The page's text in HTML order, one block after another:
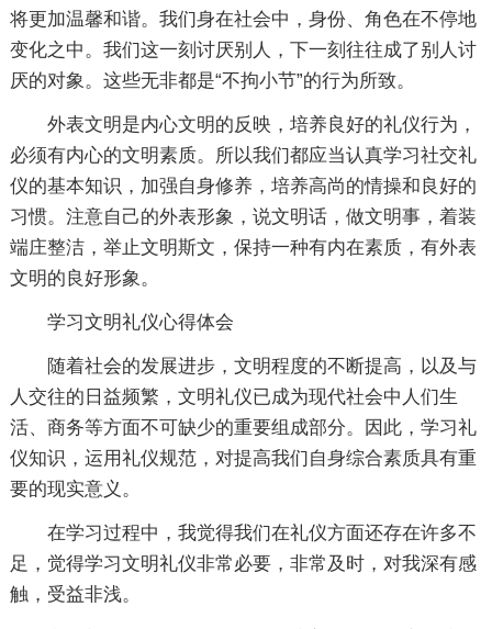
将更加温馨和谐。我们身在社会中，身份、角色在不停地
变化之中。我们这一刻讨厌别人，下一刻往往成了别人讨
厌的对象。这些无非都是“不拘小节”的行为所致。
外表文明是内心文明的反映，培养良好的礼仪行为，
必须有内心的文明素质。所以我们都应当认真学习社交礼
仪的基本知识，加强自身修养，培养高尚的情操和良好的
习惯。注意自己的外表形象，说文明话，做文明事，着装
端庄整洁，举止文明斯文，保持一种有内在素质，有外表
文明的良好形象。
学习文明礼仪心得体会
随着社会的发展进步，文明程度的不断提高，以及与
人交往的日益频繁，文明礼仪已成为现代社会中人们生
活、商务等方面不可缺少的重要组成部分。因此，学习礼
仪知识，运用礼仪规范，对提高我们自身综合素质具有重
要的现实意义。
在学习过程中，我觉得我们在礼仪方面还存在许多不
足，觉得学习文明礼仪非常必要，非常及时，对我深有感
触，受益非浅。